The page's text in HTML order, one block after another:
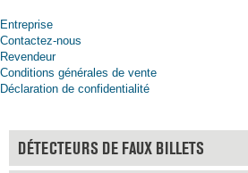
Entreprise
Contactez-nous
Revendeur
Conditions générales de vente
Déclaration de confidentialité
DÉTECTEURS DE FAUX BILLETS